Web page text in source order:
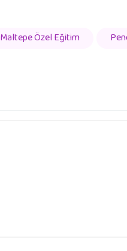
Maltepe Özel Eğitim